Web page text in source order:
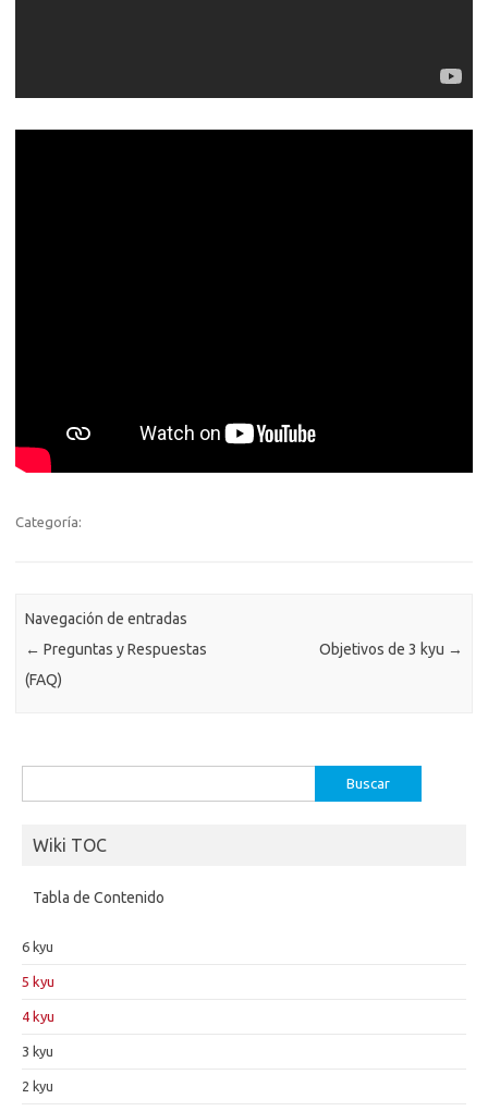
Categoría:
Navegación de entradas
← Preguntas y Respuestas
(FAQ)
Objetivos de 3 kyu →
Wiki TOC
Tabla de Contenido
6 kyu
5 kyu
4 kyu
3 kyu
2 kyu